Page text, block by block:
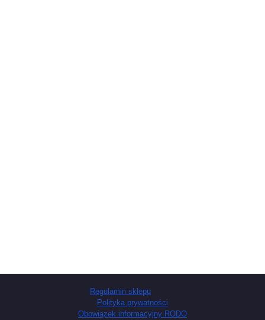
Regulamin sklepu
Polityka prywatności
Obowiązek informacyjny RODO